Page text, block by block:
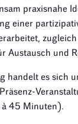
praxisnahe
einer
Austausch und
handelt es sich
45 Minuten).